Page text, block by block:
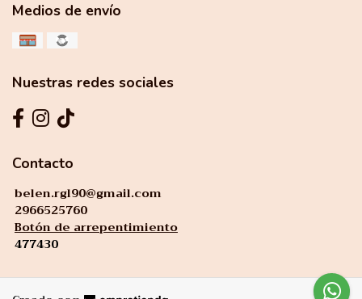
Medios de envío
Nuestras redes sociales
Contacto
belen.rgl90@gmail.com
2966525760
Botón de arrepentimiento
477430